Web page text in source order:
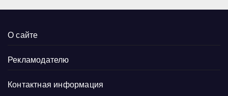
О сайте
Рекламодателю
Контактная информация